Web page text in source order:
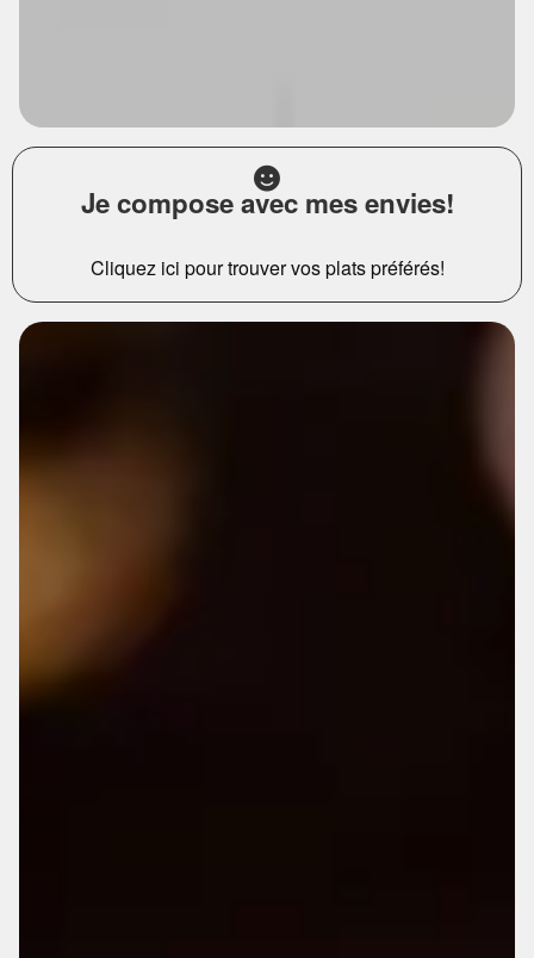
Je compose avec mes envies!
Cliquez ici pour trouver vos plats préférés!